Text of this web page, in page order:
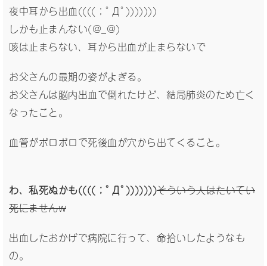
夜中耳から出血((((；ﾟДﾟ)))))))
しかも止まんない(@_@)
咳は止まらない、耳から出血が止まらないで
お父さんの最期の姿がよぎる。
お父さんは脳内出血で倒れたけど、結局肺炎のため亡く
なったこと。
血管がボロボロで死後血が穴から出てくること。
わ、私死ぬかも((((；ﾟДﾟ)))))))そういう人はたいてい
死にませんw
出血したおかげで病院に行って、命拾いしたようなも
の。